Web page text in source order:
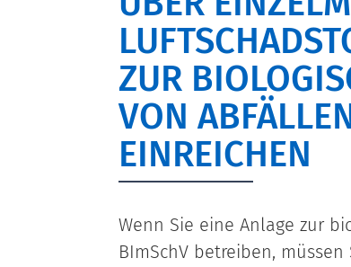
ZUR
VON
EINREICHEN
Wenn Sie eine Anlage zur
BImSchV betreiben,